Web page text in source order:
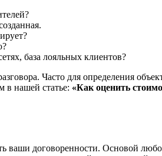
база лояльных клиентов?
Часто для определения
в нашей статье: «Как оценить
ваши договоренности. Основой